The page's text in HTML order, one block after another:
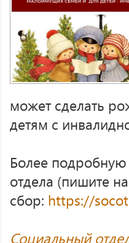
может сделать
детям с
Более
отдела (пишите
сбор: https://
Социальный